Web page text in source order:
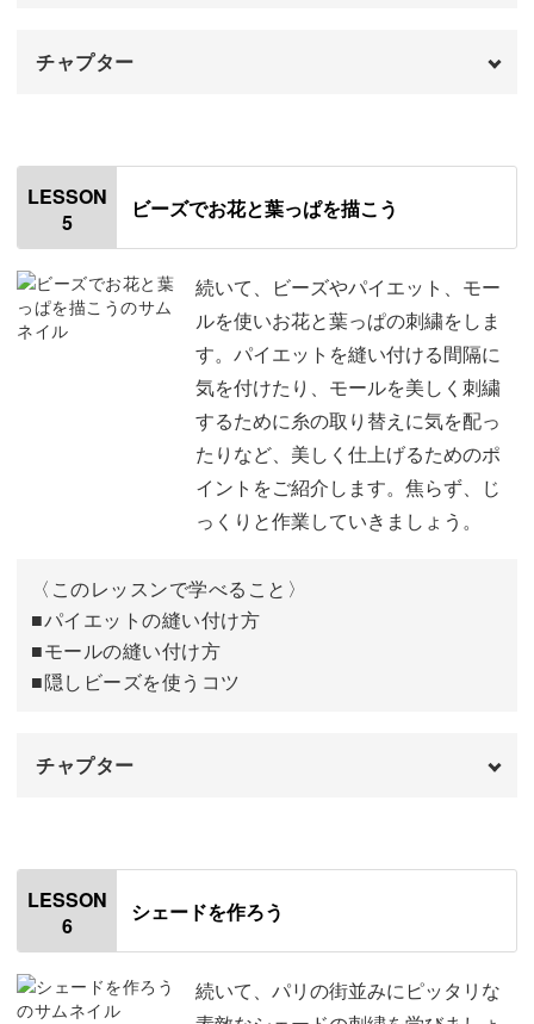
美しいパーツや私なりのテクニックに、胸をときめかせな
一針一針に気持ちを込め、丁寧に縫い進めていくオートク
チュール刺繍。
その優雅で美しい、制作のひと時を一緒に味わってみませ
んか？
チャプター
はじめに
使用材料・道具
シャンデリアの軸を作る 02:29
ろうそくを作る 09:03
シャンデリアの装飾を作る 17:59
アイアン装飾を作る 25:12
42:41
LESSON
5
ビーズでお花と葉っぱを描こう
続いて、ビーズやパイエット、モー
ルを使いお花と葉っぱの刺繍をしま
す。パイエットを縫い付ける間隔に
気を付けたり、モールを美しく刺繍
するために糸の取り替えに気を配っ
たりなど、美しく仕上げるためのポ
イントをご紹介します。焦らず、じ
っくりと作業していきましょう。
〈このレッスンで学べること〉
■パイエットの縫い付け方
■モールの縫い付け方
■隠しビーズを使うコツ
チャプター
はじめに
使用材料・道具
チャコペンで線を描く 02:20
LESSON
6
シェードを作ろう
続いて、パリの街並みにピッタリな